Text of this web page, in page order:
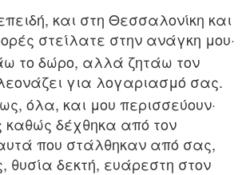
και στη Θεσσαλονίκη και
στείλατε στην ανάγκη μου·
το δώρο, αλλά ζητάω τον
για λογαριασμό σας.
όλα, και μου περισσεύουν·
καθώς δέχθηκα από τον
που στάλθηκαν από σας,
θυσία δεκτή, ευάρεστη στον